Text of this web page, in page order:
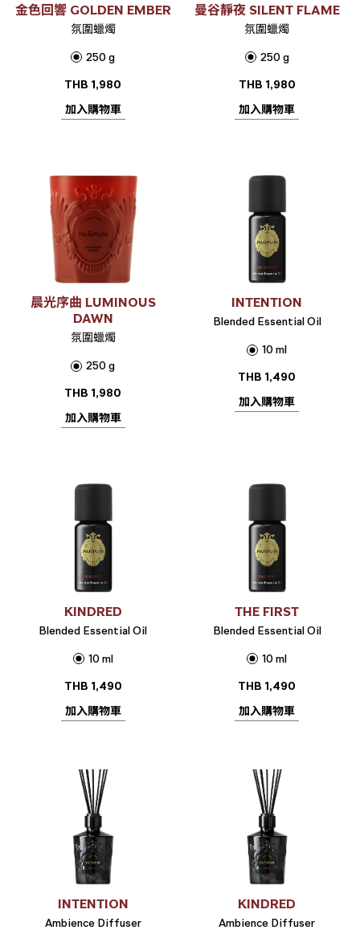
金色回響 GOLDEN EMBER
氛圍蠟燭
250 g
THB 1,980
加入購物車
曼谷靜夜 SILENT FLAME
氛圍蠟燭
250 g
THB 1,980
加入購物車
晨光序曲 LUMINOUS
DAWN
氛圍蠟燭
250 g
THB 1,980
加入購物車
INTENTION
Blended Essential Oil
10 ml
THB 1,490
加入購物車
KINDRED
Blended Essential Oil
10 ml
THB 1,490
加入購物車
THE FIRST
Blended Essential Oil
10 ml
THB 1,490
加入購物車
INTENTION
Ambience Diffuser
KINDRED
Ambience Diffuser